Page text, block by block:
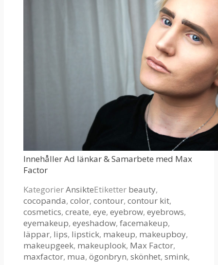
Innehåller Ad länkar & Samarbete med Max
Factor
KategorierAnsikteEtiketter beauty,
cocopanda, color, contour, contour kit,
cosmetics, create, eye, eyebrow, eyebrows,
eyemakeup, eyeshadow, facemakeup,
läppar, lips, lipstick, makeup, makeupboy,
makeupgeek, makeuplook, Max Factor,
maxfactor, mua, ögonbryn, skönhet, smink,